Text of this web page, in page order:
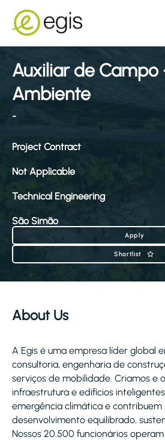
Auxiliar de Campo
Ambiente
-
Project Contract
Not Applicable
Technical Engineering
São Simão
Apply
Shortlist
About Us
A Egis é uma empresa líder global
consultoria, engenharia de
serviços de mobilidade. Criamos e
infraestrutura e edifícios
emergência climática e contribuem
desenvolvimento equilibrado,
Nossos 20.500 funcionários